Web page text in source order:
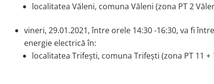
localitatea Văleni, comuna Văleni (zona PT 2
vineri, 29.01.2021, între orele 14:30 -16:30, va fi
energie electrică în:
localitatea Trifești, comuna Trifești (zona PT 11 +